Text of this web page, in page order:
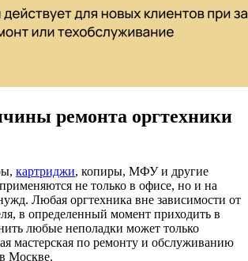
ремонта оргтехники
картриджи, копиры, МФУ и другие
не только в офисе, но и на
Любая оргтехника вне зависимости от
в определенный момент приходить в
любые неполадки может только
мастерская по ремонту и обслуживанию
Москве.